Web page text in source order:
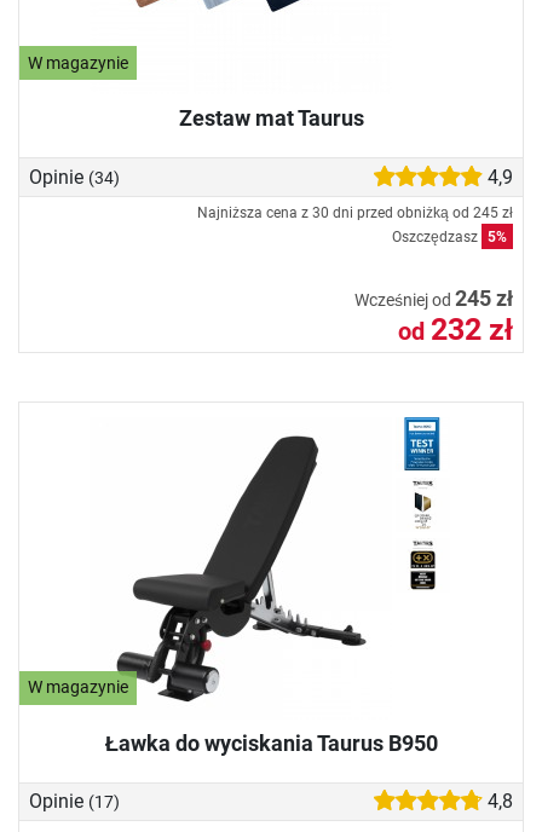
W magazynie
Zestaw mat Taurus
Opinie (34) 4,9
Najniższa cena z 30 dni przed obniżką od 245 zł
Oszczędzasz 5%
Wcześniej od 245 zł
od 232 zł
W magazynie
Ławka do wyciskania Taurus B950
Opinie (17) 4,8